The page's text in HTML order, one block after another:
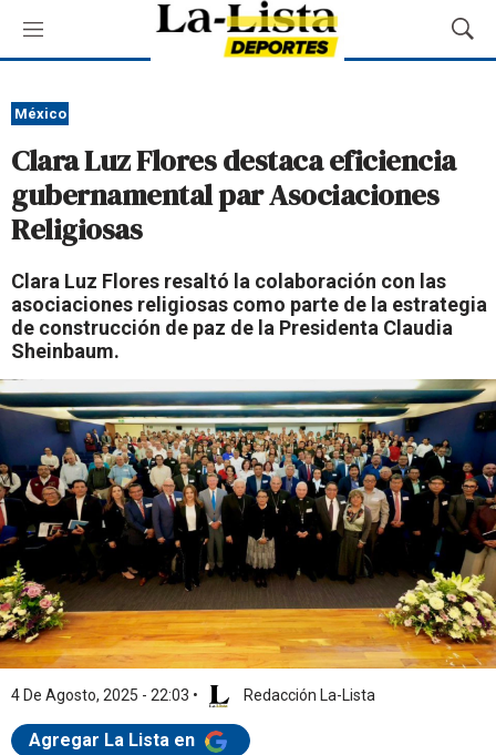
M
e
ú
M
o
u
e
México
Clara Luz Flores destaca eficiencia
gubernamental par Asociaciones
Religiosas
Clara Luz Flores resaltó la colaboración con las
asociaciones religiosas como parte de la estrategia
de construcción de paz de la Presidenta Claudia
Sheinbaum.
4 De Agosto, 2025 - 22:03 • Redacción La-Lista
Agregar La Lista en